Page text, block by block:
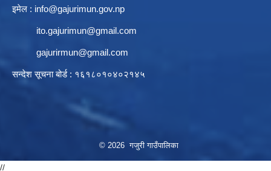
इमेल : info@gajurimun.gov.np
ito.gajurimun@gmail.com
gajurirmun@gmail.com
सन्देश सूचना बोर्ड : १६१८०१०४०२१४५
© 2026 गजुरी गाउँपालिका
//